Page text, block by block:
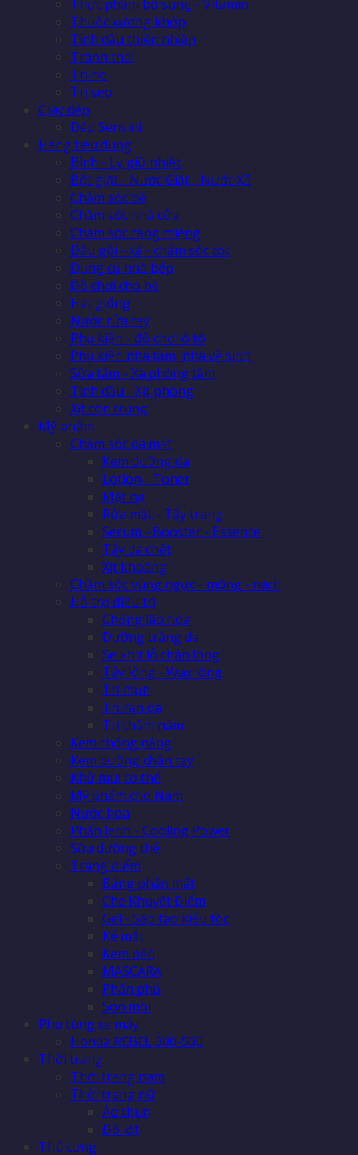
Thực phẩm bổ sung - Vitamin
Thuốc xương khớp
Tinh dầu thiên nhiên
Tránh thai
Trị ho
Trị sẹo
Giày dép
Dép Sensini
Hàng tiêu dùng
Bình - Ly giữ nhiệt
Bột giặt - Nước Giặt - Nước Xả
Chăm sóc bé
Chăm sóc nhà cửa
Chăm sóc răng miệng
Dầu gội - xả - chăm sóc tóc
Dụng cụ nhà bếp
Đồ chơi cho bé
Hạt giống
Nước rửa tay
Phụ kiện - đồ chơi ô tô
Phụ kiện nhà tắm, nhà vệ sinh
Sữa tắm - Xà phòng tắm
Tinh dầu - Xịt phòng
Xịt côn trùng
Mỹ phẩm
Chăm sóc da mặt
Kem dưỡng da
Lotion - Toner
Mặt nạ
Rửa mặt - Tẩy trang
Serum - Booster - Essence
Tẩy da chết
Xịt khoáng
Chăm sóc vùng ngực - mông - nách
Hỗ trợ điều trị
Chống lão hóa
Dưỡng trắng da
Se khít lỗ chân lông
Tẩy lông - Wax lông
Trị mụn
Trị rạn da
Trị thâm nám
Kem chống nắng
Kem dưỡng chân tay
Khử mùi cơ thể
Mỹ phẩm cho Nam
Nước hoa
Phấn lạnh - Cooling Power
Sữa dưỡng thể
Trang điểm
Bảng phấn mắt
Che Khuyết Điểm
Gel - Sáp tạo kiểu tóc
Kẻ mắt
Kem nền
MASCARA
Phấn phủ
Son môi
Phụ tùng xe máy
Honda REBEL 300-500
Thời trang
Thời trang nam
Thời trang nữ
Áo thun
Đồ lót
Thú cưng